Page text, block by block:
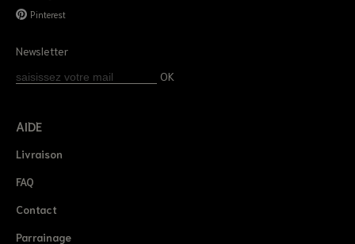
Pinterest
Newsletter
OK
AIDE
Livraison
FAQ
Contact
Parrainage